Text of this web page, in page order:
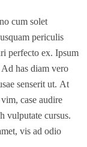
cum solet
periculis
perfecto ex. Ipsum
has diam vero
senserit ut. At
case audire
vulputate cursus.
vis ad odio